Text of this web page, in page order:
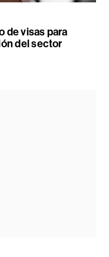
de visas para
del sector